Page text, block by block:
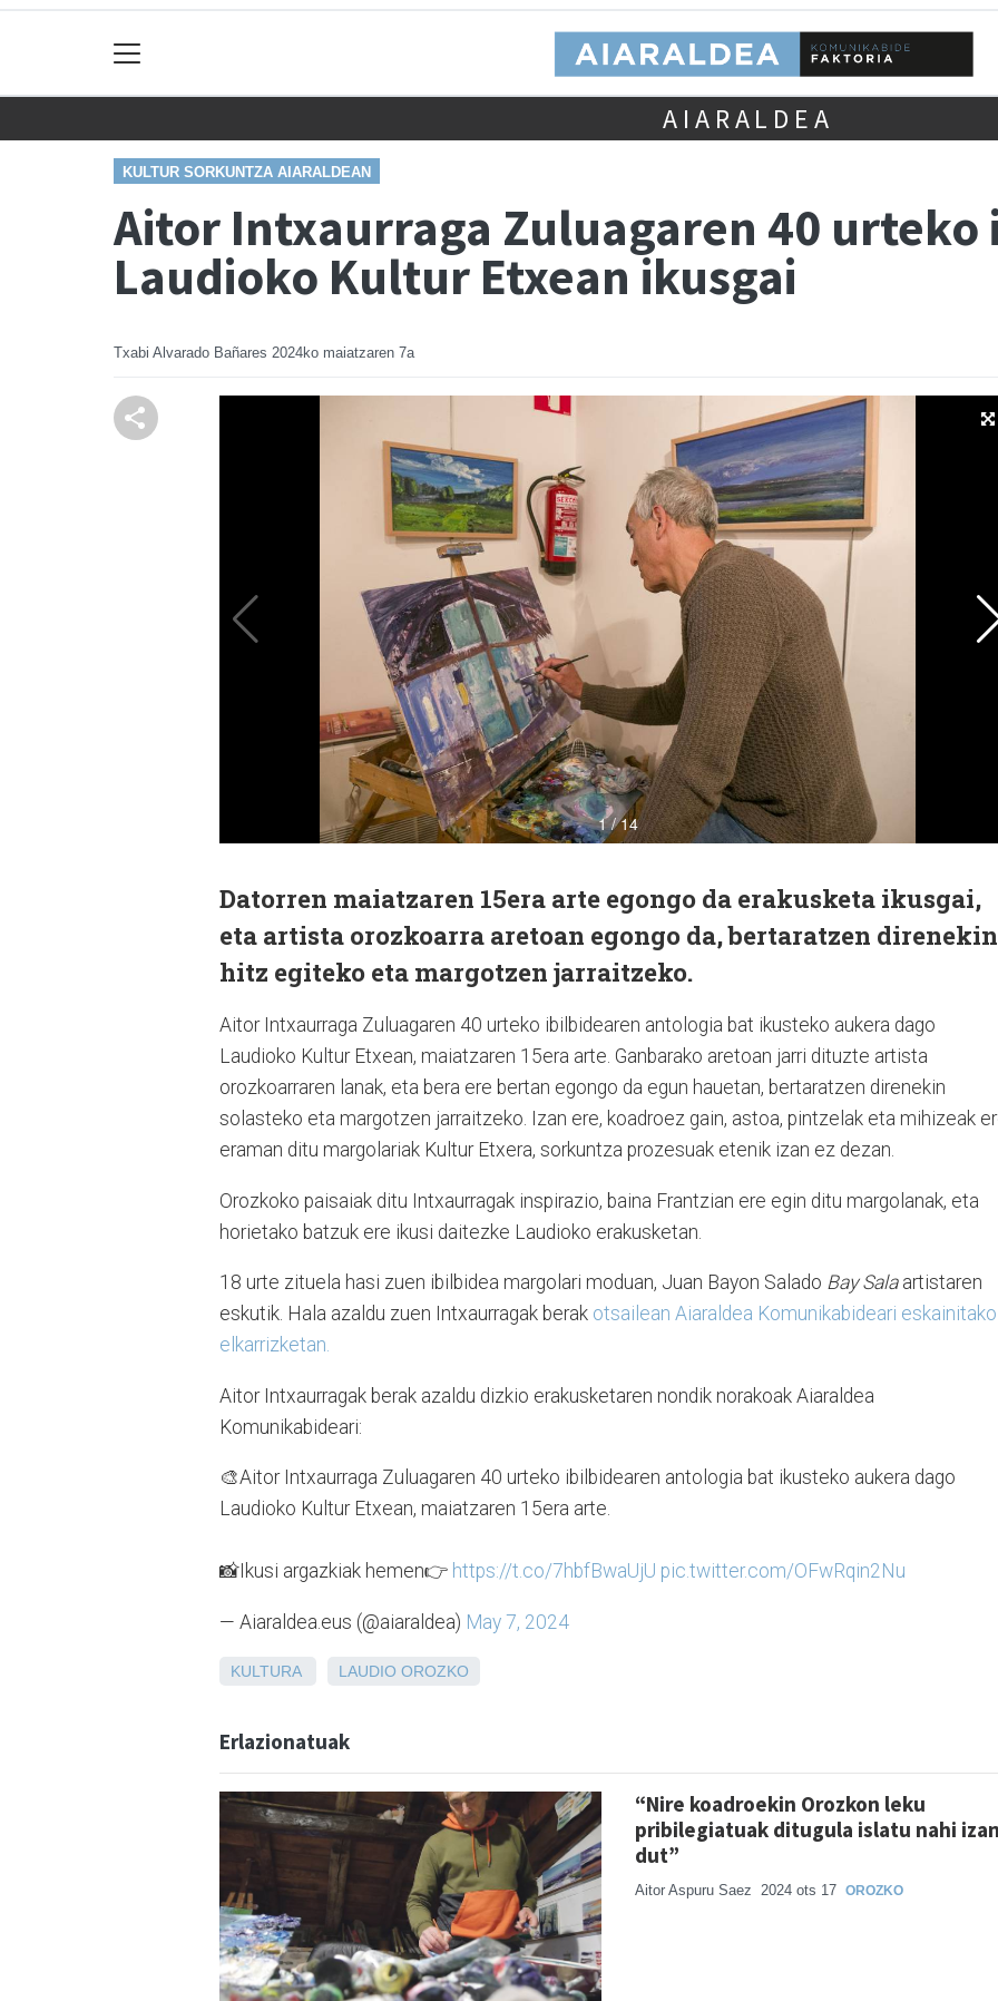
AIARALDEA
KULTUR SORKUNTZA AIARALDEAN
Aitor Intxaurraga Zuluagaren 40
Laudioko Kultur Etxean ikusgai
Txabi Alvarado Bañares 2024ko maiatzaren 7a
Datorren maiatzaren 15era arte egongo da erakusketa ikusgai,
eta artista orozkoarra aretoan egongo da, bertaratzen direnekin
hitz egiteko eta margotzen jarraitzeko.
Aitor Intxaurraga Zuluagaren 40 urteko ibilbidearen antologia bat ikusteko aukera dago
Laudioko Kultur Etxean, maiatzaren 15era arte. Ganbarako aretoan jarri dituzte artista
orozkoarraren lanak, eta bera ere bertan egongo da egun hauetan, bertaratzen direnekin
solasteko eta margotzen jarraitzeko. Izan ere, koadroez gain, astoa, pintzelak eta mihizeak
eraman ditu margolariak Kultur Etxera, sorkuntza prozesuak etenik izan ez dezan.
Orozkoko paisaiak ditu Intxaurragak inspirazio, baina Frantzian ere egin ditu margolanak, eta
horietako batzuk ere ikusi daitezke Laudioko erakusketan.
18 urte zituela hasi zuen ibilbidea margolari moduan, Juan Bayon Salado Bay Salaartistaren
eskutik. Hala azaldu zuen Intxaurragak berak otsailean Aiaraldea Komunikabideari eskainitako
elkarrizketan.
Aitor Intxaurragak berak azaldu dizkio erakusketaren nondik norakoak Aiaraldea
Komunikabideari:
🎨Aitor Intxaurraga Zuluagaren 40 urteko ibilbidearen antologia bat ikusteko aukera dago
Laudioko Kultur Etxean, maiatzaren 15era arte.
📸Ikusi argazkiak hemen👉 https://t.co/7hbfBwaUjU pic.twitter.com/OFwRqin2Nu
— Aiaraldea.eus (@aiaraldea) May 7, 2024
KULTURA LAUDIO OROZKO
Erlazionatuak
“Nire koadroekin Orozkon leku
pribilegiatuak ditugula islatu nahi
dut”
Aitor Aspuru Saez 2024 ots 17 OROZKO